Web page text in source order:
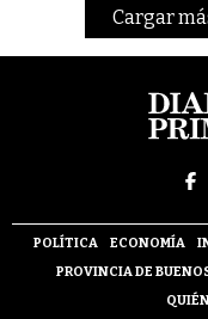
Cargar
POLÍTICA ECONOMÍA
PROVINCIA DE